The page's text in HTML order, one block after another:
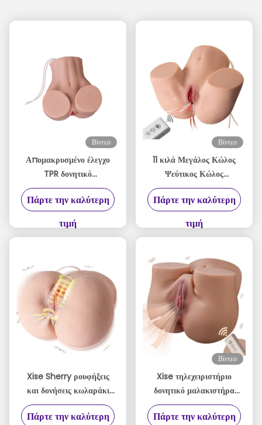
Βίντεο
Απομακρυσμένο έλεγχο
TPR δονητικό
αναρρόφηση κώλο
αυνανιστής 24lb
αυνανιστής
Πάρτε την καλύτερη
τιμή
Βίντεο
11 κιλά Μεγάλος Κώλος
Ψεύτικος Κώλος
Αυνανιστής Πολλαπλών
Λειτουργιών OEM/ODM
Πάρτε την καλύτερη
τιμή
Xise Sherry ρουφήξεις
και δονήσεις κωλαράκι
6.2kg 2 σε 1 TPR
κωλαράκι αυνανιστή
Πάρτε την καλύτερη
Βίντεο
Xise τηλεχειριστήριο
δονητικό μαλακιστήρα
κώλο 24lb Μεγάλο
μαλακιστήρα κώλο
Πάρτε την καλύτερη